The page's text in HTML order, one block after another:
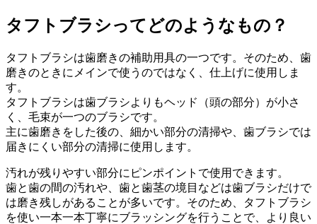
タフトブラシってどのようなもの？
タフトブラシは歯磨きの補助用具の一つです。そのため、歯
磨きのときにメインで使うのではなく、仕上げに使用しま
す。
タフトブラシは歯ブラシよりもヘッド（頭の部分）が小さ
く、毛束が一つのブラシです。
主に歯磨きをした後の、細かい部分の清掃や、歯ブラシでは
届きにくい部分の清掃に使用します。
汚れが残りやすい部分にピンポイントで使用できます。
歯と歯の間の汚れや、歯と歯茎の境目などは歯ブラシだけで
は磨き残しがあることが多いです。そのため、タフトブラシ
を使い一本一本丁寧にブラッシングを行うことで、より良い